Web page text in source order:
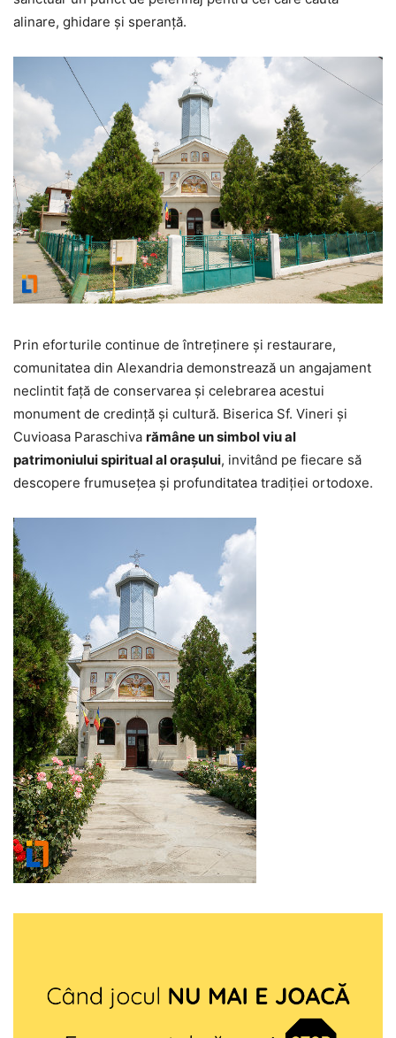
alinare, ghidare și speranță.
Prin eforturile continue de întreținere și restaurare,
comunitatea din Alexandria demonstrează un angajament
neclintit față de conservarea și celebrarea acestui
monument de credință și cultură. Biserica Sf. Vineri și
Cuvioasa Paraschiva rămâne un simbol viu al
patrimoniului spiritual al orașului, invitând pe fiecare să
descopere frumusețea și profunditatea tradiției ortodoxe.